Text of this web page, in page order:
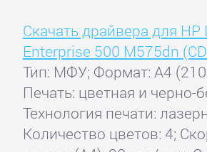
Скачать драйвера для HP
Enterprise 500 M575dn
Тип: МФУ; Формат: A4
Печать: цветная и черно-
Технология печати:
Количество цветов: 4;